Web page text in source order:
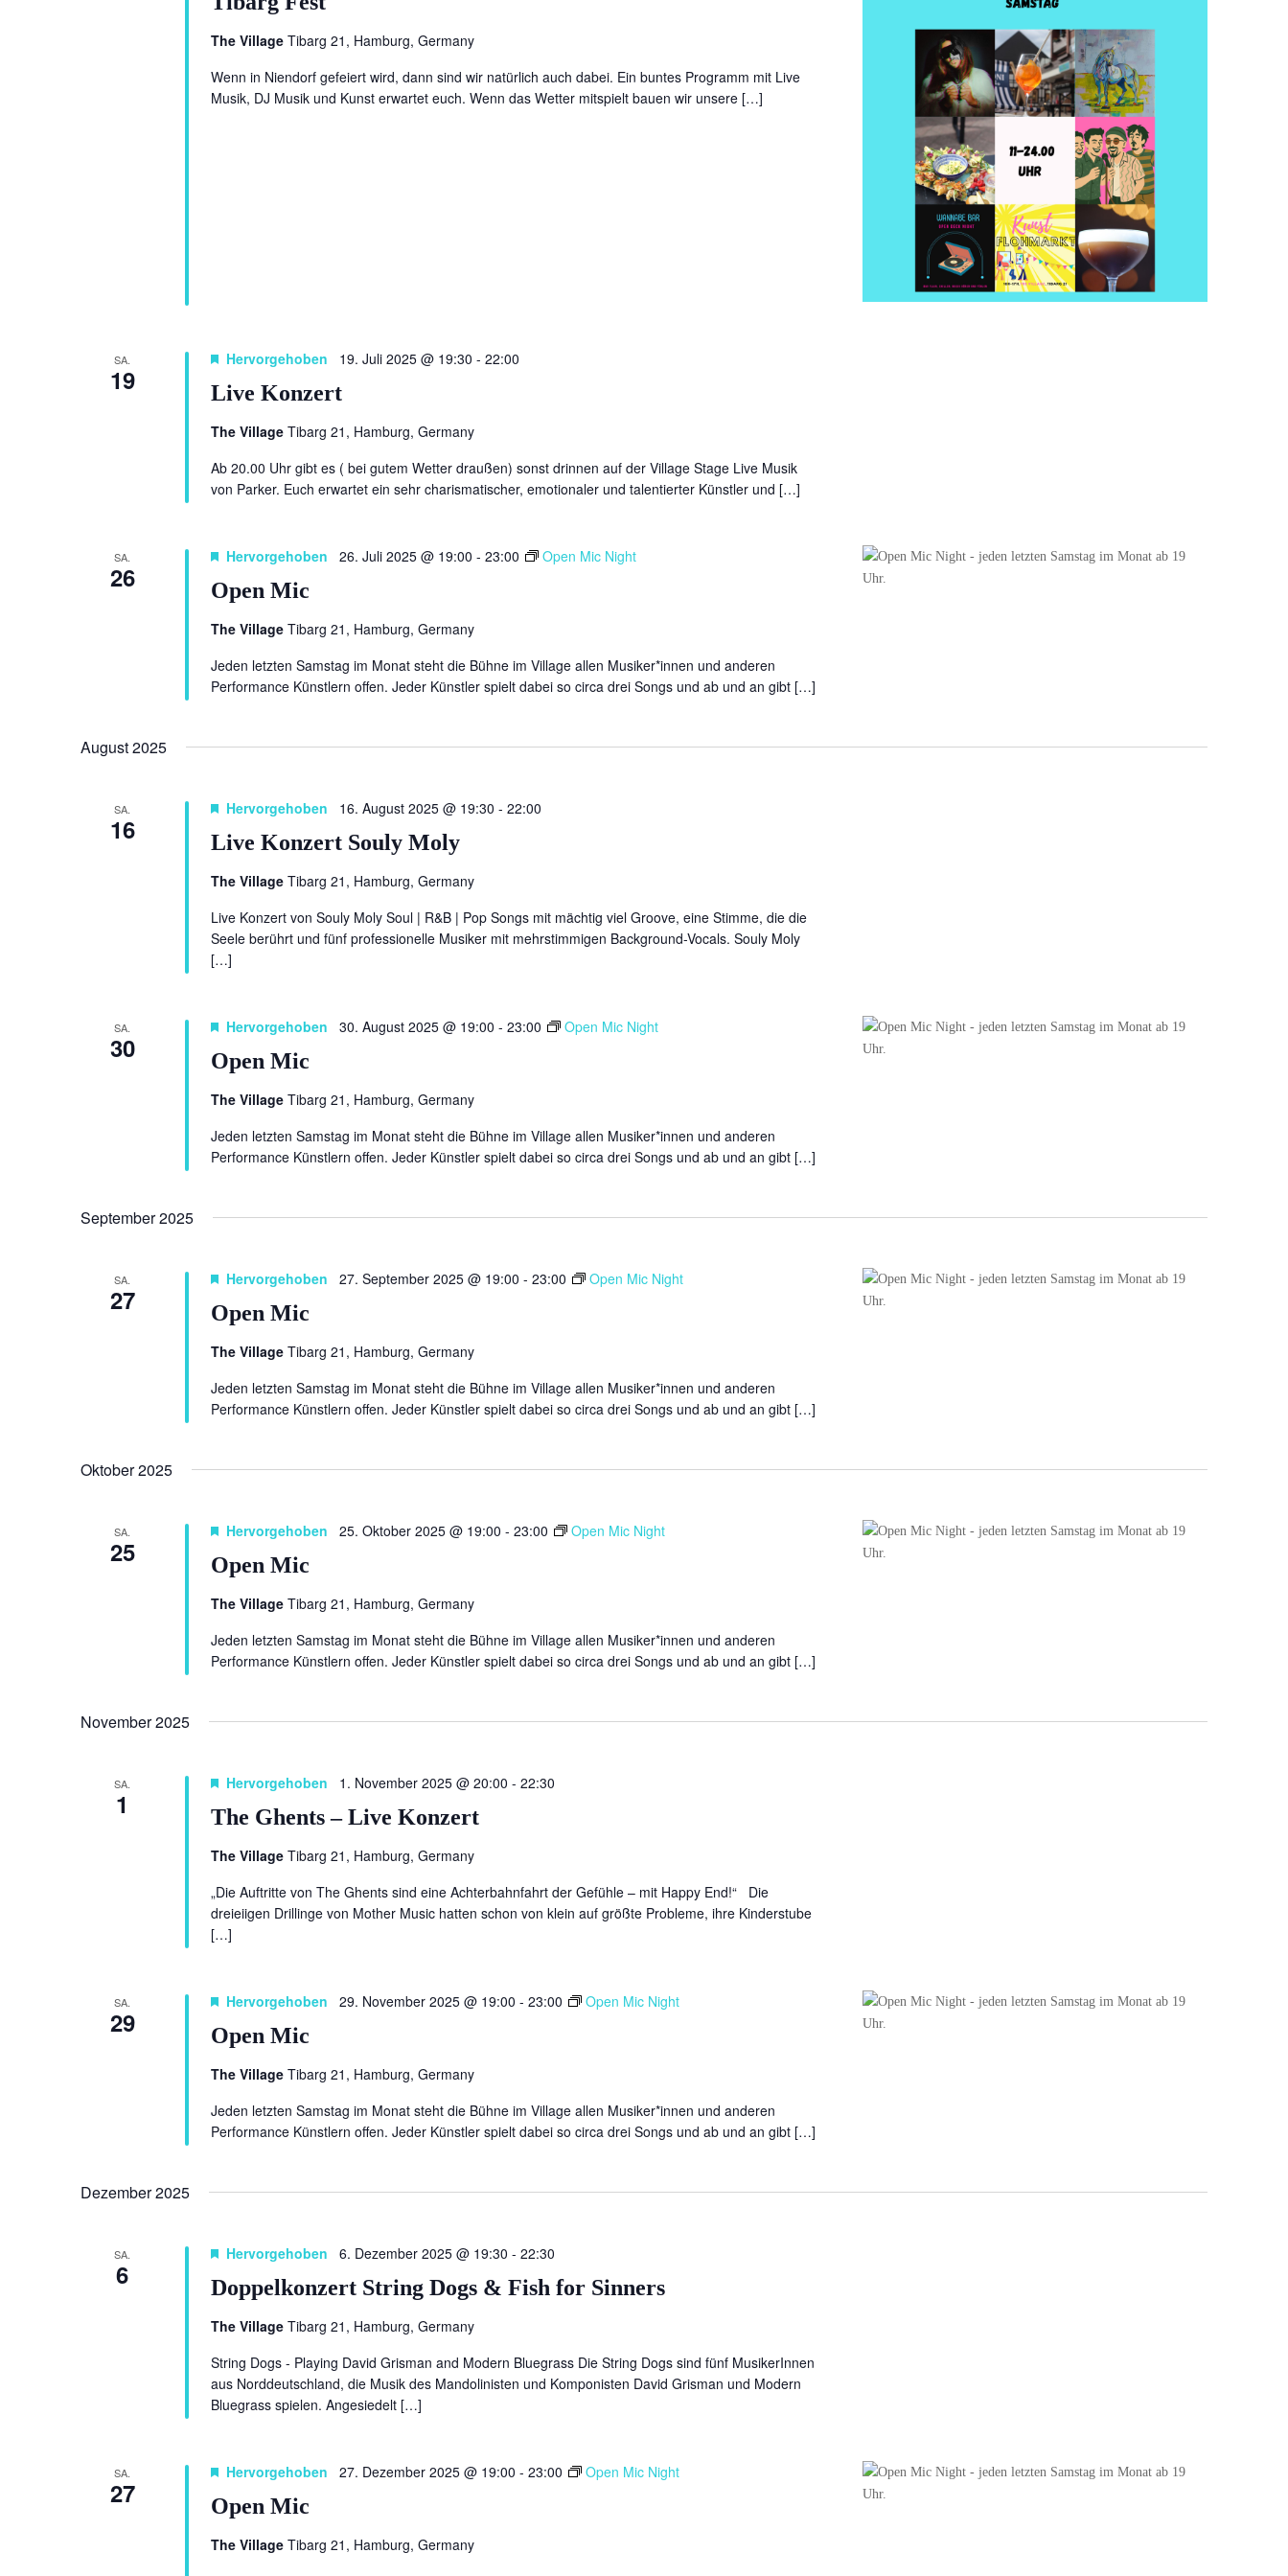
The Village Tibarg 21, Hamburg, Germany
Wenn in Niendorf gefeiert wird, dann sind wir natürlich auch dabei. Ein buntes Programm mit Live
Musik, DJ Musik und Kunst erwartet euch. Wenn das Wetter mitspielt bauen wir unsere […]
SA.
19 Live Konzert
Hervorgehoben 19. Juli 2025 @ 19:30 - 22:00
The Village Tibarg 21, Hamburg, Germany
Ab 20.00 Uhr gibt es ( bei gutem Wetter draußen) sonst drinnen auf der Village Stage Live Musik
von Parker. Euch erwartet ein sehr charismatischer, emotionaler und talentierter Künstler und […]
SA.
26 Open Mic
Hervorgehoben 26. Juli 2025 @ 19:00 - 23:00 Open Mic Night
The Village Tibarg 21, Hamburg, Germany
Jeden letzten Samstag im Monat steht die Bühne im Village allen Musiker*innen und anderen
Performance Künstlern offen. Jeder Künstler spielt dabei so circa drei Songs und ab und an gibt […]
August 2025
SA.
16 Live Konzert Souly Moly
Hervorgehoben 16. August 2025 @ 19:30 - 22:00
The Village Tibarg 21, Hamburg, Germany
Live Konzert von Souly Moly Soul | R&B | Pop Songs mit mächtig viel Groove, eine Stimme, die die
Seele berührt und fünf professionelle Musiker mit mehrstimmigen Background-Vocals. Souly Moly
[…]
SA.
30 Open Mic
Hervorgehoben 30. August 2025 @ 19:00 - 23:00 Open Mic Night
The Village Tibarg 21, Hamburg, Germany
Jeden letzten Samstag im Monat steht die Bühne im Village allen Musiker*innen und anderen
Performance Künstlern offen. Jeder Künstler spielt dabei so circa drei Songs und ab und an gibt […]
September 2025
SA.
27 Open Mic
Hervorgehoben 27. September 2025 @ 19:00 - 23:00 Open Mic Night
The Village Tibarg 21, Hamburg, Germany
Jeden letzten Samstag im Monat steht die Bühne im Village allen Musiker*innen und anderen
Performance Künstlern offen. Jeder Künstler spielt dabei so circa drei Songs und ab und an gibt […]
Oktober 2025
SA.
25 Open Mic
Hervorgehoben 25. Oktober 2025 @ 19:00 - 23:00 Open Mic Night
The Village Tibarg 21, Hamburg, Germany
Jeden letzten Samstag im Monat steht die Bühne im Village allen Musiker*innen und anderen
Performance Künstlern offen. Jeder Künstler spielt dabei so circa drei Songs und ab und an gibt […]
November 2025
SA.
1 The Ghents – Live Konzert
Hervorgehoben 1. November 2025 @ 20:00 - 22:30
The Village Tibarg 21, Hamburg, Germany
„Die Auftritte von The Ghents sind eine Achterbahnfahrt der Gefühle – mit Happy End!“ Die
dreieiigen Drillinge von Mother Music hatten schon von klein auf größte Probleme, ihre Kinderstube
[…]
SA.
29 Open Mic
Hervorgehoben 29. November 2025 @ 19:00 - 23:00 Open Mic Night
The Village Tibarg 21, Hamburg, Germany
Jeden letzten Samstag im Monat steht die Bühne im Village allen Musiker*innen und anderen
Performance Künstlern offen. Jeder Künstler spielt dabei so circa drei Songs und ab und an gibt […]
Dezember 2025
SA.
6 Doppelkonzert String Dogs & Fish for Sinners
Hervorgehoben 6. Dezember 2025 @ 19:30 - 22:30
The Village Tibarg 21, Hamburg, Germany
String Dogs - Playing David Grisman and Modern Bluegrass Die String Dogs sind fünf MusikerInnen
aus Norddeutschland, die Musik des Mandolinisten und Komponisten David Grisman und Modern
Bluegrass spielen. Angesiedelt […]
SA.
27 Open Mic
Hervorgehoben 27. Dezember 2025 @ 19:00 - 23:00 Open Mic Night
The Village Tibarg 21, Hamburg, Germany